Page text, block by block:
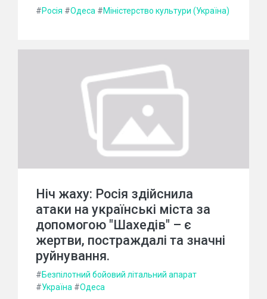
#Росія #Одеса #Міністерство культури (Україна)
Ніч жаху: Росія здійснила
атаки на українські міста за
допомогою "Шахедів" – є
жертви, постраждалі та значні
руйнування.
#Безпілотний бойовий літальний апарат
#Україна #Одеса